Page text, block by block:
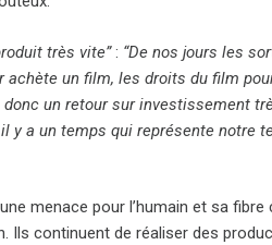
très vite”: “De nos jours les
un film, les droits du film
un retour sur investissement
a un temps qui représente notre
menace pour l’humain et sa
Ils continuent de réaliser des